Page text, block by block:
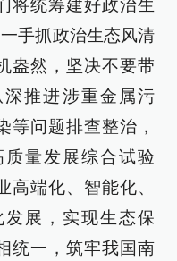
将统筹建好政治生
手抓政治生态风清
盎然，坚决不要带
推进涉重金属污
等问题排查整治，
量发展综合试验
高端化、智能化、
展，实现生态保
统一，筑牢我国南